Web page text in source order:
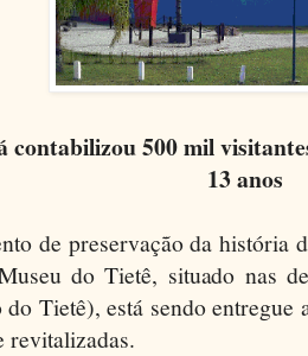
contabilizou 500 mil
13 anos
de preservação da história
do Tietê, situado nas
Tietê), está sendo entregue
revitalizadas.